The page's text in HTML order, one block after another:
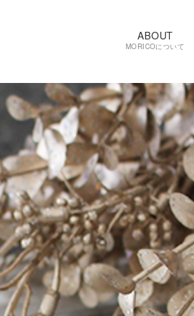
ABOUT
MORICOについて